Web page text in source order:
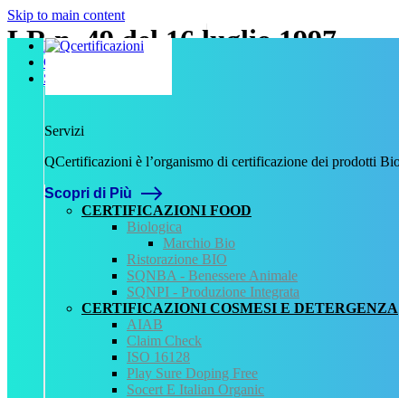
Skip to main content
Home
Chi Siamo
Servizi
Servizi
QCertificazioni è l’organismo di certificazione dei prodotti
Scopri di Più
CERTIFICAZIONI FOOD
Biologica
Marchio Bio
Ristorazione BIO
SQNBA - Benessere Animale
SQNPI - Produzione Integrata
CERTIFICAZIONI COSMESI E DETERGENZA
AIAB
Claim Check
ISO 16128
Play Sure Doping Free
Socert E Italian Organic
LR n. 49 del 16 luglio 1997
Data:
16 Luglio 1997
49
Tipologia:
Tipo normativa:
Normativa Regionale
Fonte normativa
Legge regionale: Disposizioni in materia di controlli per le
LR n. 49 del 16 luglio 1997.pdf
CHI SIAMO